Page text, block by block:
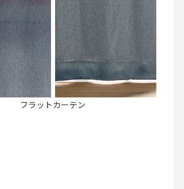
フラットカーテン